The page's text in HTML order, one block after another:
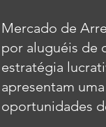
Mercado de
por aluguéis de
estratégia
apresentam
oportunidades